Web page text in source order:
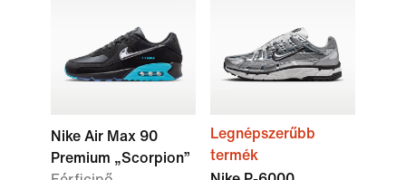
Nike Air Max 90
Premium „Scorpion”
Legnépszerűbb
termék